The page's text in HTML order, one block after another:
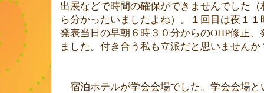
出展などで時間の確保ができませんでした
ら分かったいましたよね）。１回目は夜１
発表当日の早朝６時３０分からのOHP修正
ました。付き合う私も立派だと思いませんか
宿泊ホテルが学会会場でした。学会会場と